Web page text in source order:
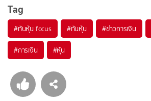
Tag
#ทันหุ้น focus #ทันหุ้น #ข่าวการเงิน
#การเงิน #หุ้น